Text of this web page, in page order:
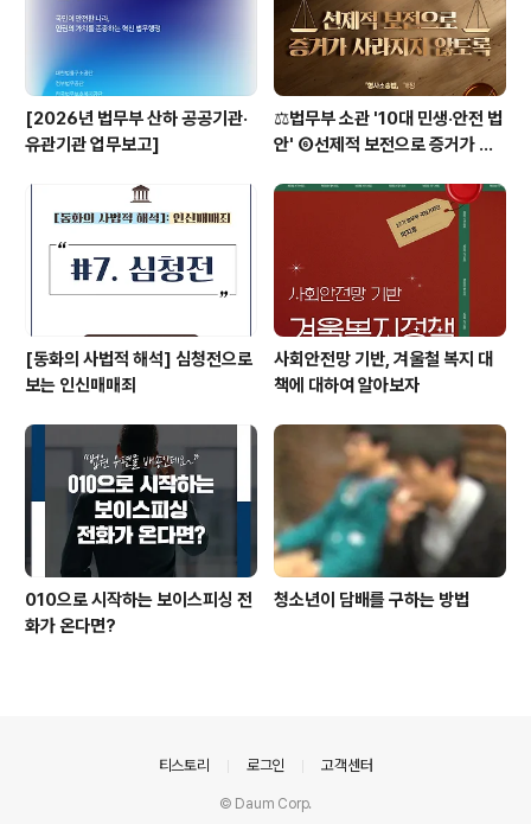
[2026년 법무부 산하 공공기관·
유관기관 업무보고]
⚖️법무부 소관 '10대 민생·안전 법
안' ⑥선제적 보전으로 증거가 사
[동화의 사법적 해석] 심청전으로
보는 인신매매죄
사회안전망 기반, 겨울철 복지 대
책에 대하여 알아보자
010으로 시작하는 보이스피싱 전
화가 온다면?
청소년이 담배를 구하는 방법
티스토리 로그인 고객센터
© Daum Corp.